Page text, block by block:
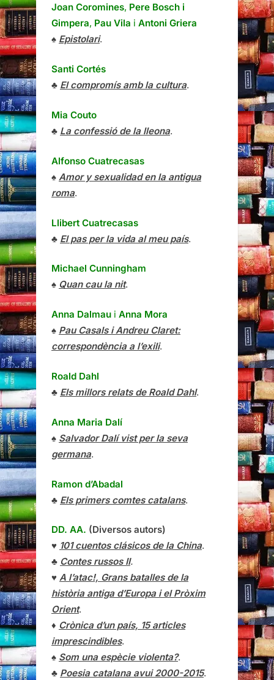
Joan Coromines, Pere Bosch i
Gimpera, Pau Vila i Antoni Griera
♠ Epistolari.
Santi Cortés
♣ El compromís amb la cultura.
Mia Couto
♣ La confessió de la lleona.
Alfonso Cuatrecasas
♠ Amor y sexualidad en la antigua
roma.
Llibert Cuatrecasas
♣ El pas per la vida al meu país.
Michael Cunningham
♠ Quan cau la nit.
Anna Dalmau i Anna Mora
♠ Pau Casals i Andreu Claret:
correspondència a l’exili.
Roald Dahl
♣ Els millors relats de Roald Dahl.
Anna Maria Dalí
♠ Salvador Dalí vist per la seva
germana.
Ramon d’Abadal
♣ Els primers comtes catalans.
DD. AA. (Diversos autors)
♥ 101 cuentos clásicos de la China.
♣ Contes russos II.
♥ A l’atac!, Grans batalles de la
història antiga d’Europa i el Pròxim
Orient.
♦ Crònica d’un país, 15 articles
imprescindibles.
♠ Som una espècie violenta?.
♣ Poesia catalana avui 2000-2015.